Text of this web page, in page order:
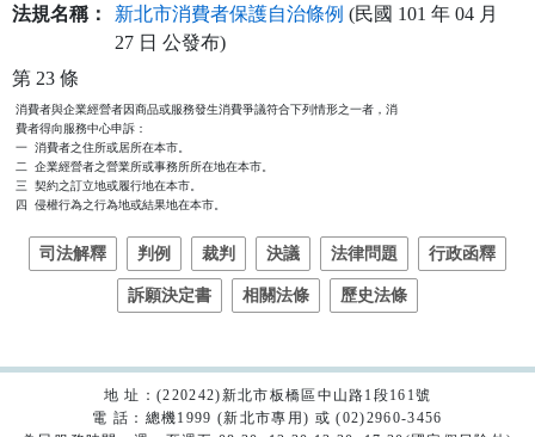
法規名稱： 新北市消費者保護自治條例 (民國 101 年 04 月
27 日 公發布)
第 23 條
消費者與企業經營者因商品或服務發生消費爭議符合下列情形之一者，消
費者得向服務中心申訴：
一  消費者之住所或居所在本市。
二  企業經營者之營業所或事務所所在地在本市。
三  契約之訂立地或履行地在本市。
四  侵權行為之行為地或結果地在本市。
司法解釋 判例 裁判 決議 法律問題 行政函釋
訴願決定書 相關法條 歷史法條
地 址：(220242)新北市板橋區中山路1段161號
電 話：總機1999 (新北市專用) 或 (02)2960-3456